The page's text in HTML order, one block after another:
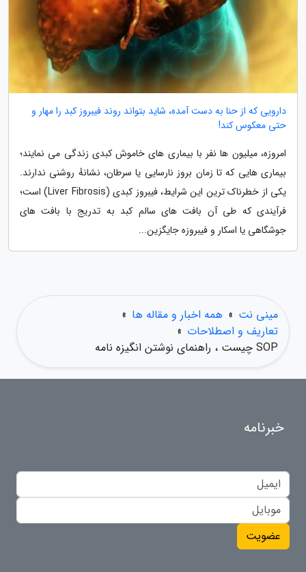
دارویی که از حنا به دست آمده، شاید بتواند روند فیبروز کبد را مهار و
حتی معکوس کند!
امروزه، میلیون ها نفر با بیماری های خاموش کبدی زندگی می نمایند؛
بیماری هایی که تا زمان بروز نارسایی یا سرطان، نشانهٔ روشنی ندارند.
یکی از خطرناک ترین این شرایط، فیبروز کبدی (Liver Fibrosis) است؛
فرآیندی که طی آن بافت های سالم کبد به تدریج با بافت های
جوشگاهی یا اسکار و فیبروزه جایگزین...
مینی نت » همه اخبار و مقاله ها »
تعاریف و اصطلاحات »
SOP چیست ، راهنمای نوشتن انگیزه نامه
خبرنامه
عضویت